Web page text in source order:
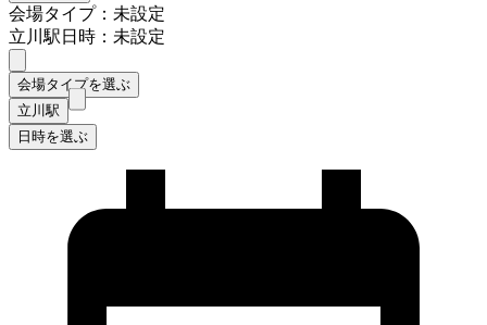
会場タイプ：未設定
立川駅日時：未設定
会場タイプを選ぶ
立川駅
日時を選ぶ